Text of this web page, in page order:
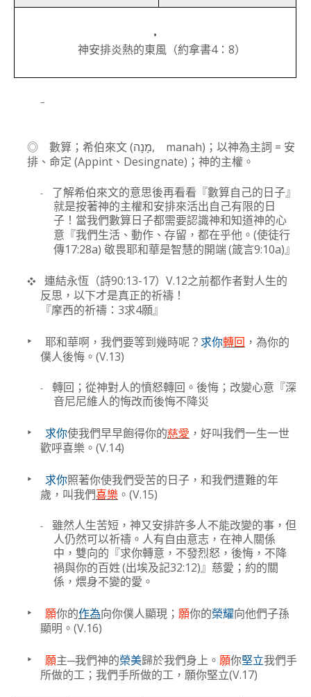
•
神安排炎熱的東風（約拿書4：8）
–
◎ 數算；希伯來文(מָנָה, manah) ；以神為主詞 = 安
排、命定 (Appint、 Desingnate) ；神的主權。
-
了解希伯來文的意思後再看看『數算自己的日子』
就是按著神的主權和安排來活出自己有限的日
子！當我們數算日子都需要認識神和知道神的心
意『我們生活、動作、存留，都在乎他。 (使徒行
傳17:28a) 敬畏耶和華是智慧的開端(箴言9:10a) 』
❖ 連結永恆（詩90:13-17） V.12之前都作者對人生的
反思，以下才是真正的祈禱！
『摩西的祈禱： 3求4願』
‣ 耶和華啊，我們要等到幾時呢？ 求你轉回 ，為你的
僕人後悔。 (V.13)
- 轉回；從神對人的憤怒轉回。後悔；改變心意『深
音尼尼維人的悔改而後悔不降災
‣ 求你使我們早早飽得你的慈愛 ，好叫我們一生一世
歡呼喜樂。 (V.14)
‣ 求你照著你使我們受苦的日子，和我們遭難的年
歲，叫我們喜樂。 (V.15)
-
雖然人生苦短，神又安排許多人不能改變的事，但
人仍然可以祈禱。人有自由意志，在神人關係
中，雙向的『求你轉意，不發烈怒，後悔，不降
禍與你的百姓(出埃及記32:12) 』慈愛；約的關
係，煨身不變的愛。
‣ 願你的作為向你僕人顯現； 願你的榮耀向他們子孫
顯明。 (V.16)
‣ 願主─我們神的榮美歸於我們身上。 願你堅立我們手
所做的工；我們手所做的工，願你堅立(V.17)